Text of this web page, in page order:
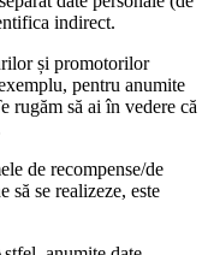
indirect.
și promotorilor
pentru anumite
rugăm să ai în vedere că
de recompense/de
se realizeze, este